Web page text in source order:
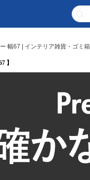
幅67 | インテリア雑貨・ゴミ箱
】